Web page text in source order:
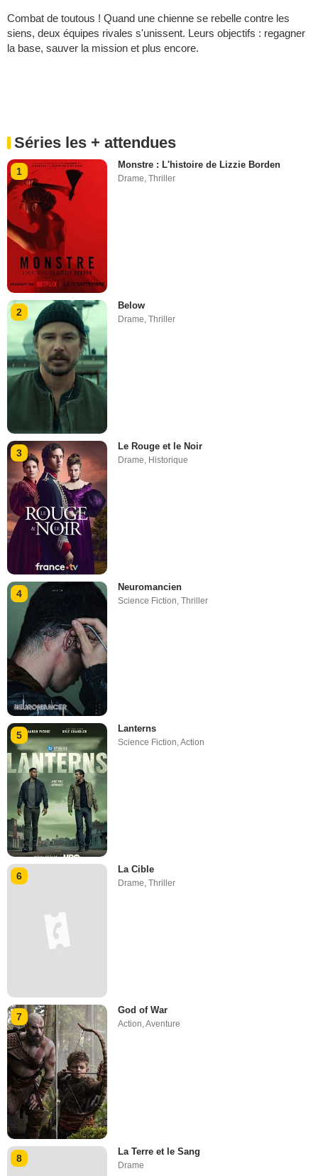
Combat de toutous ! Quand une chienne se rebelle contre les
siens, deux équipes rivales s'unissent. Leurs objectifs : regagner
la base, sauver la mission et plus encore.
Séries les + attendues
1
Monstre : L'histoire de Lizzie Borden
Drame ,Thriller
2
Below
Drame,Thriller
3
Le Rouge et le Noir
Drame, Historique
4
Neuromancien
Science Fiction,Thriller
5
Lanterns
Science Fiction ,Action
6
La Cible
Drame,Thriller
7
God of War
Action,Aventure
8
La Terre et le Sang
Drame